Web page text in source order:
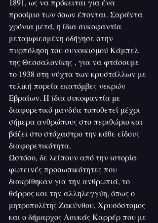
1891, ως να πρόκειται για ένα
προοίμιο των όσων έπονται. Σαράντα
χρόνια μετά, η ίδια συκοφαντία
μεταμφιεσμένη οδήγησε στην
πυρπόληση του συνοικισμού Κάμπελ
της Θεσσαλονίκης , για να φτάσουμε
το 1938 στη νύχτα των κρυστάλλων με
τελική πορεία εκατόμβες νεκρών
Εβραίων. Η ίδια συκοφαντία με
διαφορετικό μανδύα τοποθετεί μέχρι
σήμερα ανθρώπους στο περιθώριο και
βάζει στο στόχαστρο την κάθε είδους
διαφορετικότητα.
Ωστόσο, δε λείπουν από την ιστορία
φωτεινές προσωπικότητες που
διακρίθηκαν για την ανθρωπιά, το
θάρρος και την αλληλεγγύη, όπως ο
μητροπολίτης Ζακύνθου, Χρυσόστομος
και ο δήμαρχος Λουκάς Καρρέρ που με